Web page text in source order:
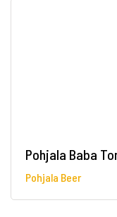
Pohjala Baba
Pohjala Beer